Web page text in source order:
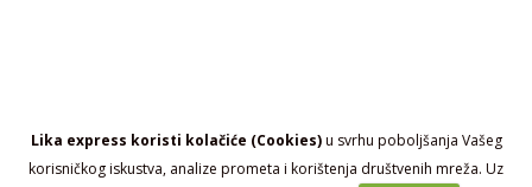
Lika express koristi kolačiće (Cookies)u svrhu poboljšanja Vašeg
korisničkog iskustva, analize prometa i korištenja društvenih mreža. Uz